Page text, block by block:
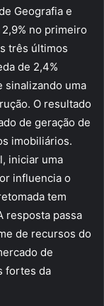
Geografia e
no primeiro
três últimos
de 2,4%
sinalizando uma
O resultado
de geração de
imobiliários.
iniciar uma
influencia o
tem
resposta passa
de recursos do
de
fortes da